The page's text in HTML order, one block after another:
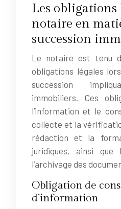
Les obligations
notaire en
succession
Le notaire est tenu
obligations légales
succession
immobiliers. Ces
l’information et le
collecte et la
rédaction et la
juridiques, ainsi
l’archivage des
Obligation de
d’information